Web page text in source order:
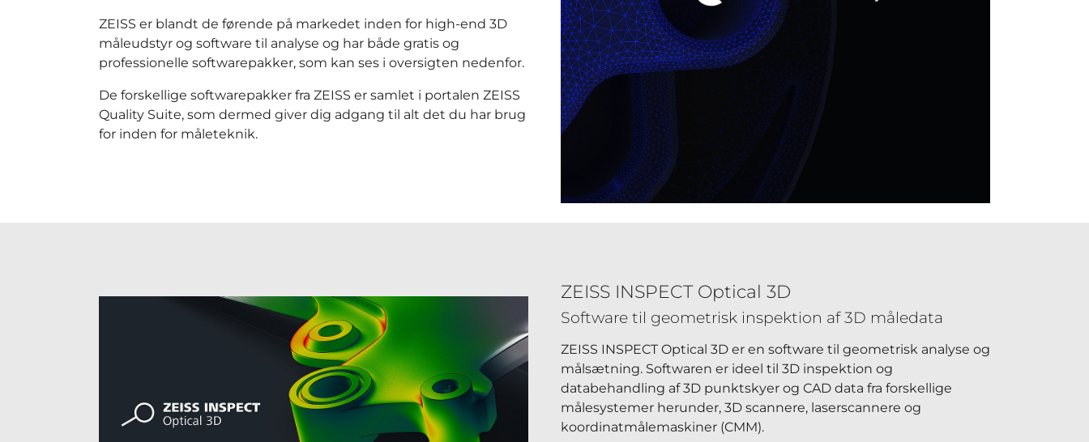
ZEISS er blandt de førende på markedet inden for high-end 3D
måleudstyr og software til analyse og har både gratis og
professionelle softwarepakker, som kan ses i oversigten nedenfor.
De forskellige softwarepakker fra ZEISS er samlet i portalen ZEISS
Quality Suite, som dermed giver dig adgang til alt det du har brug
for inden for måleteknik.
ZEISS INSPECT Optical 3D
Software til geometrisk inspektion af 3D måledata
ZEISS INSPECT Optical 3D er en software til geometrisk analyse og
målsætning. Softwaren er ideel til 3D inspektion og
databehandling af 3D punktskyer og CAD data fra forskellige
målesystemer herunder, 3D scannere, laserscannere og
koordinatmålemaskiner (CMM).